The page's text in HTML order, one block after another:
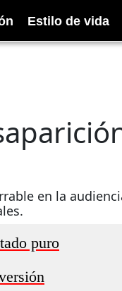
Estilo de vida
en la
puro